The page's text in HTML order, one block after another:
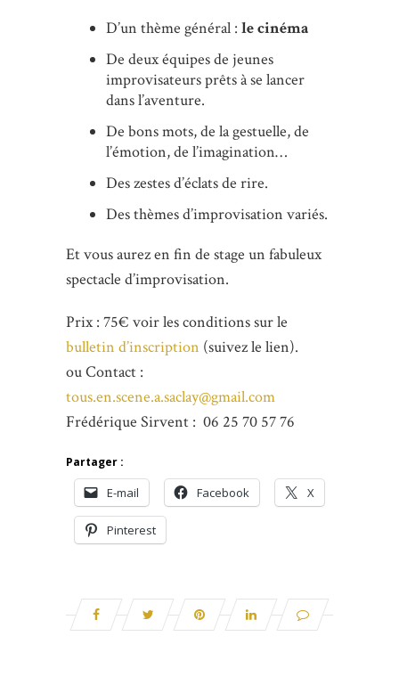
D’un thème général : le cinéma
De deux équipes de jeunes
improvisateurs prêts à se lancer
dans l’aventure.
De bons mots, de la gestuelle, de
l’émotion, de l’imagination…
Des zestes d’éclats de rire.
Des thèmes d’improvisation variés.
Et vous aurez en fin de stage un fabuleux
spectacle d’improvisation.
Prix : 75€ voir les conditions sur le
bulletin d’inscription (suivez le lien).
ou Contact :
tous.en.scene.a.saclay@gmail.com
Frédérique Sirvent : 06 25 70 57 76
Partager :
E-mail Facebook X
Pinterest